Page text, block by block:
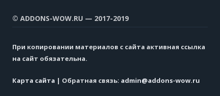
© ADDONS-WOW.RU — 2017-2019
При копировании материалов с сайта активная ссылка
на сайт обязательна.
Карта сайта | Обратная связь: admin@addons-wow.ru